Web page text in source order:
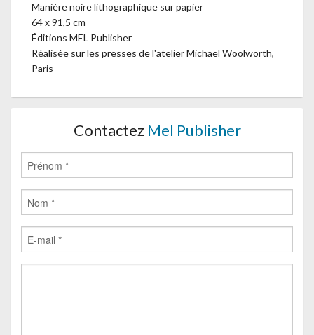
Manière noire lithographique sur papier
64 x 91,5 cm
Éditions MEL Publisher
Réalisée sur les presses de l'atelier Michael Woolworth,
Paris
Contactez Mel Publisher